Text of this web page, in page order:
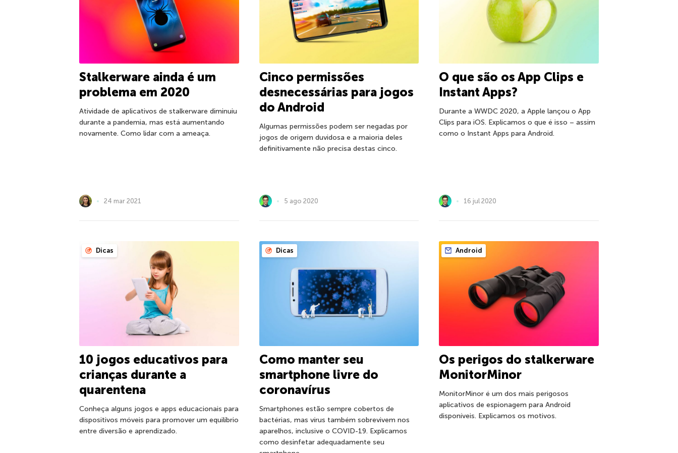
Stalkerware ainda é um
problema em 2020
Atividade de aplicativos de stalkerware diminuiu
durante a pandemia, mas está aumentando
novamente. Como lidar com a ameaça.
24 mar 2021
Cinco permissões
desnecessárias para jogos
do Android
Algumas permissões podem ser negadas por
jogos de origem duvidosa e a maioria deles
definitivamente não precisa destas cinco.
5 ago 2020
O que são os App Clips e
Instant Apps?
Durante a WWDC 2020, a Apple lançou o App
Clips para iOS. Explicamos o que é isso – assim
como o Instant Apps para Android.
16 jul 2020
Dicas
10 jogos educativos para
crianças durante a
quarentena
Conheça alguns jogos e apps educacionais para
dispositivos móveis para promover um equilíbrio
entre diversão e aprendizado.
Dicas
Como manter seu
smartphone livre do
coronavírus
Smartphones estão sempre cobertos de
bactérias, mas vírus também sobrevivem nos
aparelhos, inclusive o COVID-19. Explicamos
como desinfetar adequadamente seu
Android
Os perigos do stalkerware
MonitorMinor
MonitorMinor é um dos mais perigosos
aplicativos de espionagem para Android
disponíveis. Explicamos os motivos.